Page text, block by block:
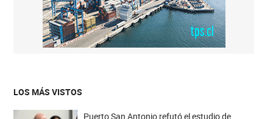
LOS MÁS VISTOS
Puerto San Antonio refutó el estudio de